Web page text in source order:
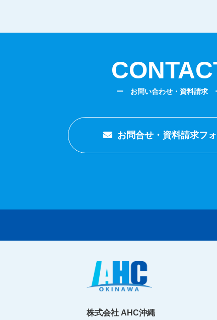
ー お問い合わせ・資料請求
お問合せ・資料請求フ
株式会社 AHC沖縄